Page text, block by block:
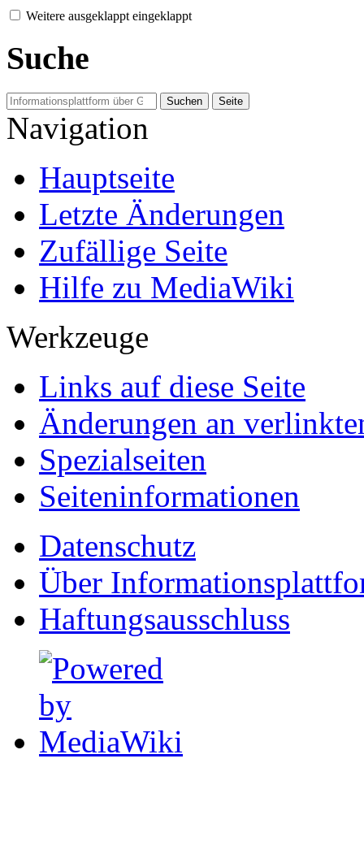
Weitere ausgeklappt eingeklappt
Suche
Navigation
Hauptseite
Letzte Änderungen
Zufällige Seite
Hilfe zu MediaWiki
Werkzeuge
Links auf diese Seite
Änderungen an
Spezialseiten
Seiten­informationen
Datenschutz
Über
Haftungsausschluss